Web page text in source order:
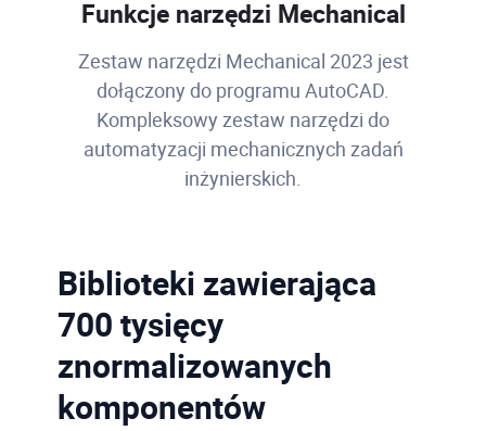
Funkcje narzędzi Mechanical
Zestaw narzędzi Mechanical 2023 jest
dołączony do programu AutoCAD.
Kompleksowy zestaw narzędzi do
automatyzacji mechanicznych zadań
inżynierskich.
Biblioteki zawierająca
700 tysięcy
znormalizowanych
komponentów